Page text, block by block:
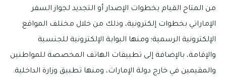
من المتاح القيام بخطوات الإصدار أو التجديد لجواز السفر
الإماراتي بخطوات إلكترونية، وذلك من خلال مختلف المواقع
الإلكترونية الرسمية؛ ومنها البوابة الإلكترونية للجنسية
والإقامة، بالإضافة إلى تطبيقات الهاتف المخصصة للمواطنين
والمقيمين في خارج دولة الإمارات، ومنها تطبيق وزارة الداخلية.